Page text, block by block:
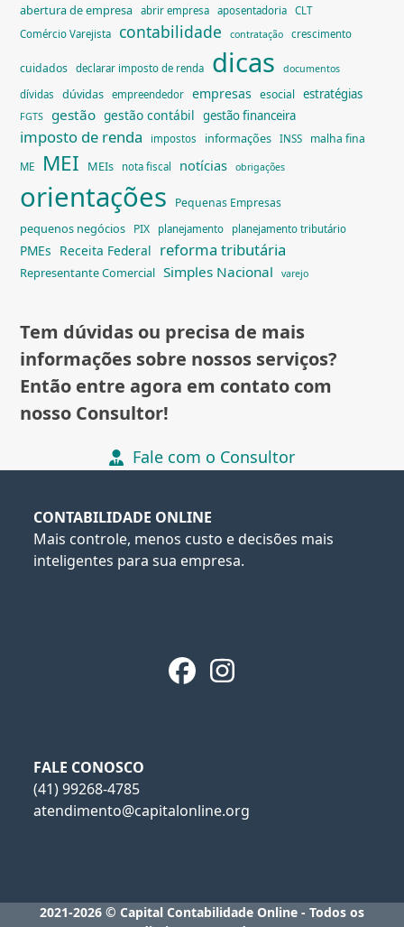
abertura de empresa abrir empresa aposentadoria
CLT
Comércio Varejista
contabilidade contratação crescimento
cuidados declarar imposto de renda dicas documentos
dívidas dúvidas empreendedor empresas esocial estratégias
FGTS gestão gestão contábil gestão financeira
imposto de renda impostos informações INSS malha fina
ME MEI MEIs nota fiscal notícias obrigações
orientações Pequenas Empresas
pequenos negócios PIX planejamento planejamento tributário
PMEs Receita Federal reforma tributária
Representante Comercial Simples Nacional varejo
Tem dúvidas ou precisa de mais
informações sobre nossos serviços?
Então entre agora em contato com
nosso Consultor!
Fale com o Consultor
CONTABILIDADE ONLINE
Mais controle, menos custo e decisões mais
inteligentes para sua empresa.
Facebook
Instagram
FALE CONOSCO
(41) 99268-4785
atendimento@capitalonline.org
2021-2026 © Capital Contabilidade Online - Todos os